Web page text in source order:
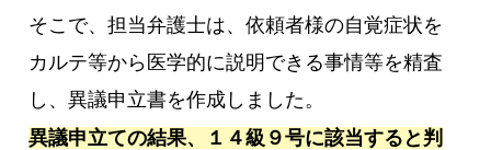
そこで、担当弁護士は、依頼者様の自覚症状を
カルテ等から医学的に説明できる事情等を精査
し、異議申立書を作成しました。
異議申立ての結果、１４級９号に該当すると判